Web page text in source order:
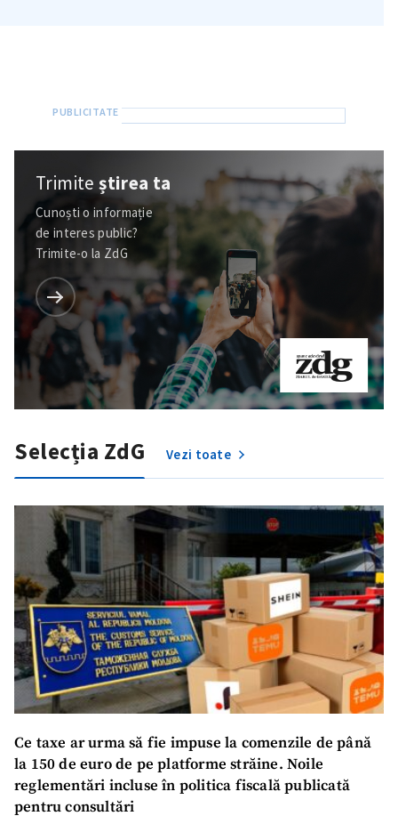
Trimiteștirea ta
Cunoști o informație
de interes public?
Trimite-o la ZdG
Selecția ZdG Vezi toate
Ce taxe ar urma să fie impuse la comenzile de până
la 150 de euro de pe platforme străine. Noile
reglementări incluse în politica fiscală publicată
pentru consultări